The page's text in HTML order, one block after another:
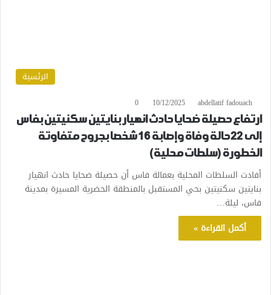
الرئسية
abdellatif fadouach
10/12/2025
0
ارتفاع حصيلة ضحايا حادث انهيار بنايتين سكنيتين بفاس
إلى 22 حالة وفاة وإصابة 16 شخصا بجروح متفاوتة
الخطورة (سلطات محلية)
أفادت السلطات المحلية بعمالة فاس أن حصيلة ضحايا حادث انهيار
بنايتين سكنيتين بحي المستقبل بالمنطقة الحضرية المسيرة بمدينة
فاس، ليلة…
أكمل القراءة »